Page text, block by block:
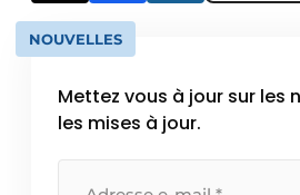
NOUVELLES
Mettez vous à jour sur les
les mises à jour.